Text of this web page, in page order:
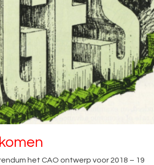
het CAO ontwerp voor 2018 – 19